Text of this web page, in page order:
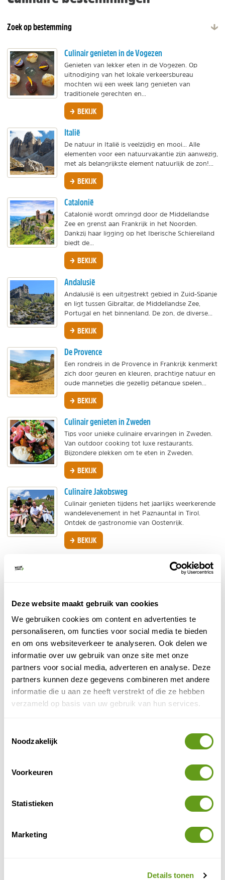
Deze website maakt gebruik van cookies
We gebruiken cookies om content en advertenties te
personaliseren, om functies voor social media te bieden
en om ons websiteverkeer te analyseren. Ook delen we
informatie over uw gebruik van onze site met onze
partners voor social media, adverteren en analyse. Deze
partners kunnen deze gegevens combineren met andere
informatie die u aan ze heeft verstrekt of die ze hebben
verzameld op basis van uw gebruik van hun services.
Noodzakelijk
Voorkeuren
Statistieken
Marketing
Details tonen
Zoek op bestemming
Culinair genieten in de Vogezen
Genieten van lekker eten in de Vogezen. Op
uitnodiging van het lokale verkeersbureau
mochten wij een week lang genieten van
traditionele gerechten en...
BEKIJK
Italië
De natuur in Italië is veelzijdig en mooi... Alle
elementen voor een natuurvakantie zijn aanwezig,
met als belangrijkste element natuurlijk de zon!...
BEKIJK
Catalonië
Catalonië wordt omringd door de Middellandse
Zee en grenst aan Frankrijk in het Noorden.
Dankzij haar ligging op het Iberische Schiereiland
biedt de...
BEKIJK
Andalusië
Andalusië is een uitgestrekt gebied in Zuid-Spanje
en ligt tussen Gibraltar, de Middellandse Zee,
Portugal en het binnenland. De zon, de diverse...
BEKIJK
De Provence
Een rondreis in de Provence in Frankrijk kenmerkt
zich door geuren en kleuren, prachtige natuur en
oude mannetjes die gezellig pétanque spelen...
BEKIJK
Culinair genieten in Zweden
Tips voor unieke culinaire ervaringen in Zweden.
Van outdoor cooking tot luxe restaurants.
Bijzondere plekken om te eten in Zweden.
BEKIJK
Culinaire Jakobsweg
Culinair genieten tijdens het jaarlijks weerkerende
wandelevenement in het Paznauntal in Tirol.
Ontdek de gastronomie van Oostenrijk.
BEKIJK
Tenerife heeft een bijzondere cultuur en tradities.
wijn,...
BEKIJK
Culinair genieten in Finland
Lekker eten, dat kun je in Finland! Het land maakt
van dichtbij haalt is vers én eerlijk. Waarom eten...
BEKIJK
Culinair genieten in Istanbul
etenswaren die je overal vindt. Neem bijvoorbeeld
baklava, Turkish Delight en mezze. Waar in
De Walen weten wel hoe je lekker en ambachtelijk
kan eten. Bekende lokale specialiteiten zijn Luikse
Laat je smaakpapillen verwennen in de